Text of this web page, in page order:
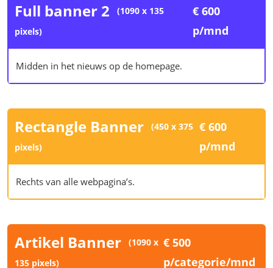
Full banner 2
(1090 x 135
pixels)
€ 600
p/mnd
Midden in het nieuws op de homepage.
Rectangle Banner
(450 x 375
pixels)
€ 600
p/mnd
Rechts van alle webpagina’s.
Artikel Banner
(1090 x
135 pixels)
€ 500
p/categorie/mnd